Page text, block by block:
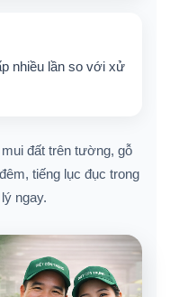
nhiều lần so với xử
đất trên tường, gỗ
tiếng lục đục trong
ngay.